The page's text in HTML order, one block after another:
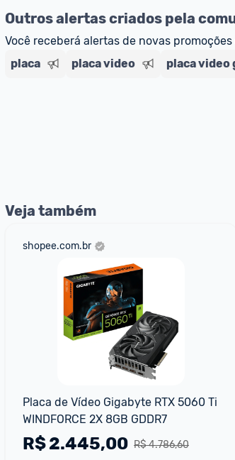
Outros alertas criados pela
Você receberá alertas de novas
placa
placa video placa video
Veja também
shopee.com.br
Placa de Vídeo Gigabyte RTX 5060 Ti
WINDFORCE 2X 8GB GDDR7
R$ 4.786,60
R$2.445,00